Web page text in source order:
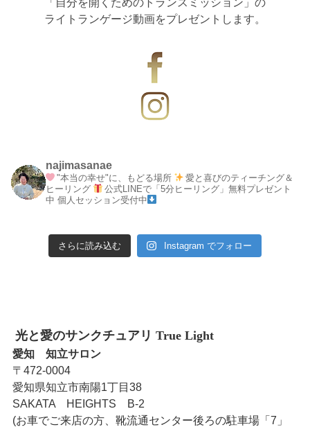
ライトランゲージ動画をプレゼントします。
najimasanae
"本当の幸せ"に、もどる場所
愛と喜びのティーチング＆
ヒーリング
公式LINEで「5分ヒーリング」無料プレゼント
中 個人セッション受付中
さらに読み込む Instagram でフォロー
光と愛のサンクチュアリ True Light
愛知 知立サロン
〒472-0004
愛知県知立市南陽1丁目38
SAKATA HEIGHTS B-2
(お車でご来店の方、靴流通センター後ろの駐車場「7」